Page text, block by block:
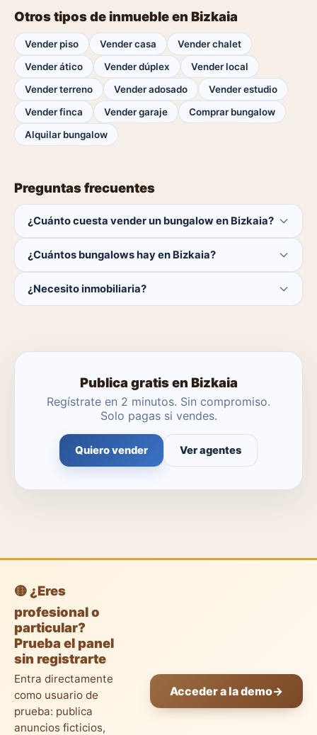
Otros tipos de inmueble en Bizkaia
Vender piso Vender casa
Vender chalet
Vender ático
Vender dúplex
Vender local
Vender terreno
Vender adosado
Vender estudio
Vender finca
Vender garaje
Comprar bungalow
Alquilar bungalow
Preguntas frecuentes
¿Cuánto cuesta vender un bungalow en Bizkaia?
cierra la venta.
¿Cuántos bungalows hay en Bizkaia?
catálogo se actualiza a diario.
¿Necesito inmobiliaria?
Publica gratis en Bizkaia
Regístrate en 2 minutos. Sin compromiso.
Solo pagas si vendes.
Quiero vender Ver agentes
🟡 ¿Eres
profesional o
particular?
Prueba el panel
sin registrarte
Entra directamente
como usuario de
prueba: publica
anuncios ficticios,
Acceder a la demo→